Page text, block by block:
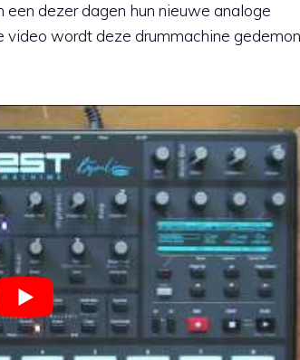
dezer dagen hun nieuwe analoge
video wordt deze drummachine